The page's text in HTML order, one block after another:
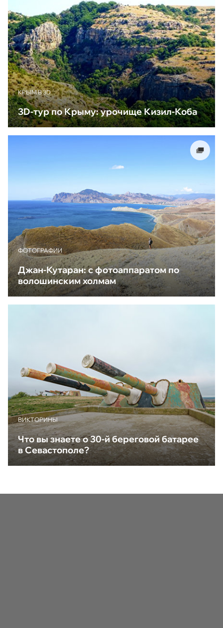
КРЫМ В 3D
3D-тур по Крыму: урочище Кизил-Коба
ФОТОГРАФИИ
Джан-Кутаран: с фотоаппаратом по
волошинским холмам
ВИКТОРИНЫ
Что вы знаете о 30-й береговой батарее
в Севастополе?